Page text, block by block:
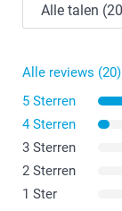
Alle reviews (20)
5 Sterren
4 Sterren
3 Sterren
2 Sterren
1 Ster